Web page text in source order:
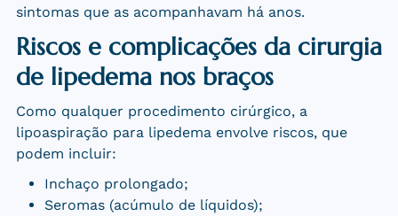
sintomas que as acompanhavam há anos.
Riscos e complicações da cirurgia
de lipedema nos braços
Como qualquer procedimento cirúrgico, a
lipoaspiração para lipedema envolve riscos, que
podem incluir:
Inchaço prolongado;
Seromas (acúmulo de líquidos);